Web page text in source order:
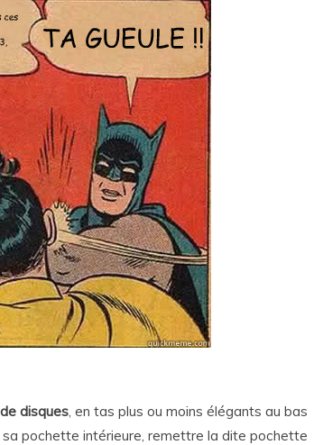
disques, en tas plus ou moins élégants au bas
pochette intérieure, remettre la dite pochette